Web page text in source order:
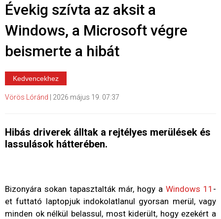
Évekig szívta az aksit a
Windows, a Microsoft végre
beismerte a hibát
Kedvencekhez
Vörös Lóránd 2026 május 19. 07:37
Hibás driverek álltak a rejtélyes merülések és
lassulások hátterében.
Bizonyára sokan tapasztalták már, hogy a Windows 11 -
et futtató laptopjuk indokolatlanul gyorsan merül, vagy
minden ok nélkül belassul, most kiderült, hogy ezekért a